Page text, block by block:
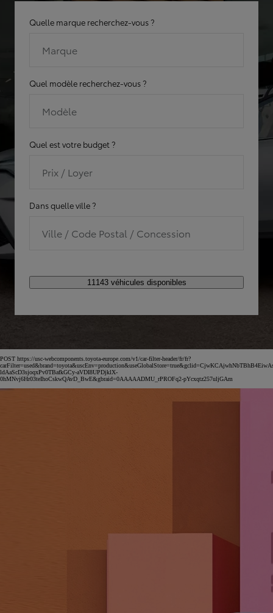
Quelle marque recherchez-vous ?
Marque
Quel modèle recherchez-vous ?
Modèle
Quel est votre budget ?
Prix / Loyer
Dans quelle ville ?
Ville / Code Postal / Concession
11143 véhicules disponibles
POST https://usc-webcomponents.toyota-europe.com/v1/car-filter-header/fr/fr?
ldAaScD3sjoqxPv0TBafkGCy-aVDI8UPDjklX-
0hMNvj6Hr03teIhoCskwQAvD_BwE&gbraid=0AAAAADMU_rPROFq2-pYcxqtz257uljGAm